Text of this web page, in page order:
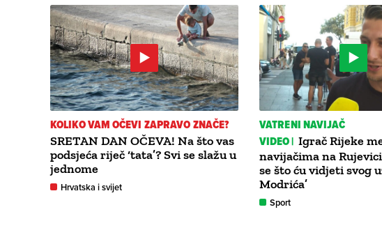
KOLIKO VAM OČEVI ZAPRAVO ZNAČE?
SRETAN DAN OČEVA! Na što vas
podsjeća riječ ‘tata’? Svi se slažu u
jednome
Hrvatska i svijet
VATRENI NAVIJAČ
VIDEO | Igrač Rijeke
navijačima na
se što ću vidjeti svog
Modrića’
Sport